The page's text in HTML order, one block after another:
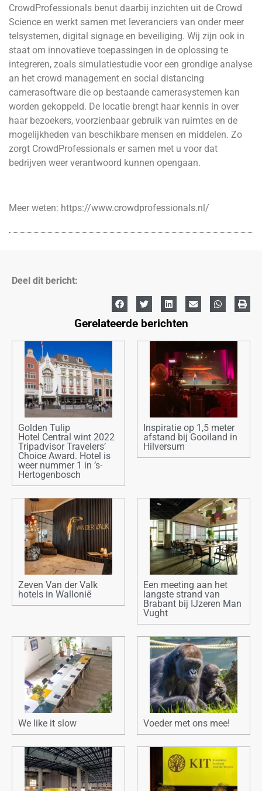
CrowdProfessionals benut daarbij inzichten uit de Crowd
Science en werkt samen met leveranciers van onder meer
telsystemen, digital signage en beveiliging. Wij zijn ook in
staat om innovatieve toepassingen in de oplossing te
integreren, zoals simulatiestudie voor een grondige analyse
an het crowd management en social distancing
camerasoftware die op bestaande camerasystemen kan
worden gekoppeld. De locatie brengt haar kennis in over
haar bezoekers, voorzienbaar gebruik van ruimtes en de
mogelijkheden van beschikbare mensen en middelen. Zo
zorgt CrowdProfessionals er samen met u voor dat
bedrijven weer verantwoord kunnen opengaan.
Meer weten: https://www.crowdprofessionals.nl/
Deel dit bericht:
Gerelateerde berichten
Golden Tulip
Hotel Central wint 2022
Tripadvisor Travelers’
Choice Award. Hotel is
weer nummer 1 in ’s-
Hertogenbosch
Inspiratie op 1,5 meter
afstand bij Gooiland in
Hilversum
Zeven Van der Valk
hotels in Wallonië
Een meeting aan het
langste strand van
Brabant bij IJzeren Man
Vught
We like it slow Voeder met ons mee!